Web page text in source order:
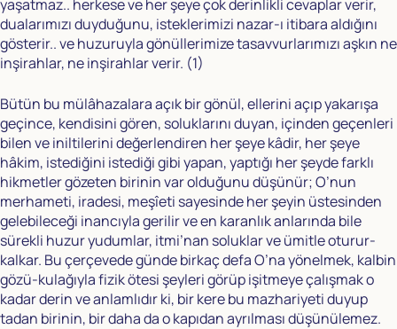
yaşatmaz.. herkese ve her şeye çok derinlikli cevaplar verir,
dualarımızı duyduğunu, isteklerimizi nazar-ı itibara aldığını
gösterir.. ve huzuruyla gönüllerimize tasavvurlarımızı aşkın ne
inşirahlar, ne inşirahlar verir. (1)
Bütün bu mülâhazalara açık bir gönül, ellerini açıp yakarışa
geçince, kendisini gören, soluklarını duyan, içinden geçenleri
bilen ve iniltilerini değerlendiren her şeye kâdir, her şeye
hâkim, istediğini istediği gibi yapan, yaptığı her şeyde farklı
hikmetler gözeten birinin var olduğunu düşünür; O’nun
merhameti, iradesi, meşîeti sayesinde her şeyin üstesinden
gelebileceği inancıyla gerilir ve en karanlık anlarında bile
sürekli huzur yudumlar, itmi’nan soluklar ve ümitle oturur-
kalkar. Bu çerçevede günde birkaç defa O’na yönelmek, kalbin
gözü-kulağıyla fizik ötesi şeyleri görüp işitmeye çalışmak o
kadar derin ve anlamlıdır ki, bir kere bu mazhariyeti duyup
tadan birinin, bir daha da o kapıdan ayrılması düşünülemez.